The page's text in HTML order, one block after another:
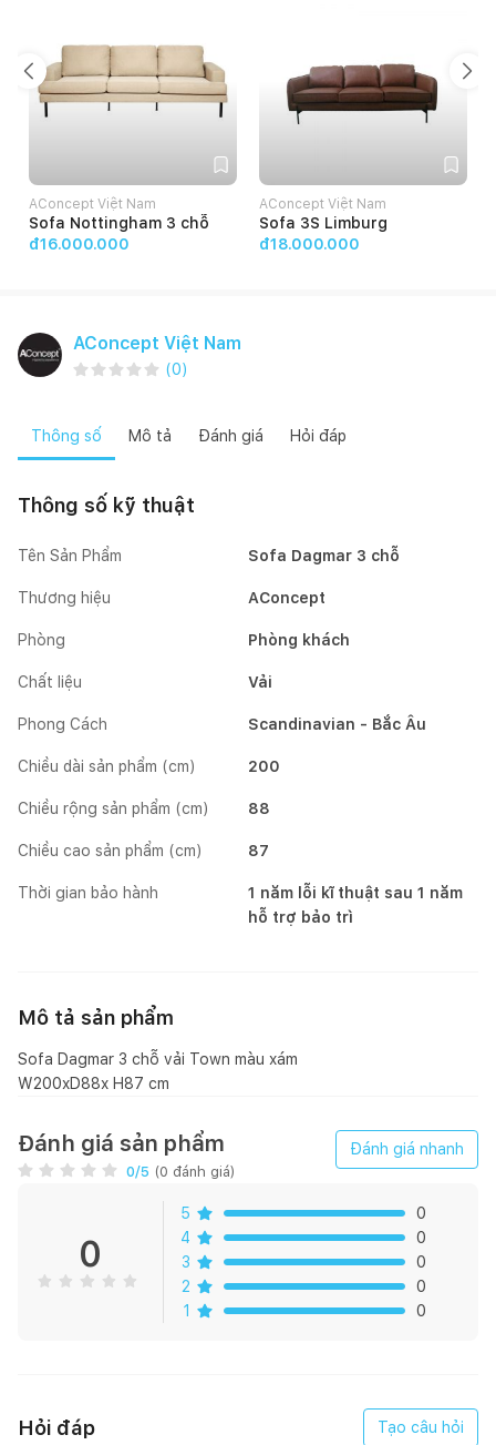
AConcept Việt Nam
Sofa Nottingham 3 chỗ
đ16.000.000
AConcept Việt Nam
Sofa 3S Limburg
đ18.000.000
AConcept Việt Nam
(0)
Thông số Mô tả Đánh giá Hỏi đáp
Thông số kỹ thuật
Tên Sản Phẩm Sofa Dagmar 3 chỗ
Thương hiệu AConcept
Phòng Phòng khách
Chất liệu Vải
Phong Cách Scandinavian - Bắc Âu
Chiều dài sản phẩm (cm) 200
Chiều rộng sản phẩm (cm) 88
Chiều cao sản phẩm (cm) 87
Thời gian bảo hành
1 năm lỗi kĩ thuật sau 1 năm
hỗ trợ bảo trì
Mô tả sản phẩm
Sofa Dagmar 3 chỗ vải Town màu xám
Đánh giá sản phẩm
0/5 (0 đánh giá)
Đánh giá nhanh
0
5
0
4
0
3
0
2
0
1
0
Hỏi đáp Tạo câu hỏi